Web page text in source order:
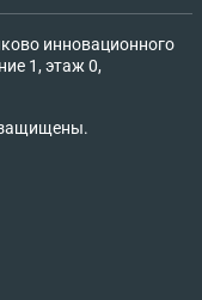
инновационного
1, этаж 0,